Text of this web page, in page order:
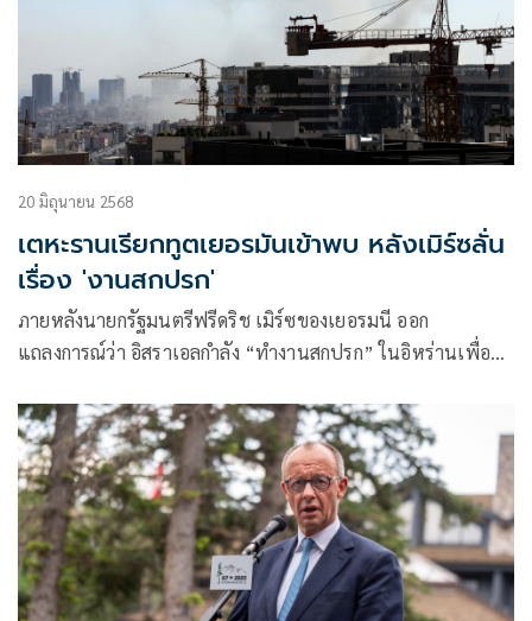
20 มิถุนายน 2568
เตหะรานเรียกทูตเยอรมันเข้าพบ หลังเมิร์ซลั่น
เรื่อง 'งานสกปรก'
ภายหลังนายกรัฐมนตรีฟรีดริช เมิร์ซของเยอรมนี ออก
แถลงการณ์ว่า อิสราเอลกำลัง “ทำงานสกปรก” ในอิหร่านเพื่อ